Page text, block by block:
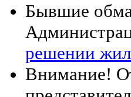
Бывшие
решении
Внимание!